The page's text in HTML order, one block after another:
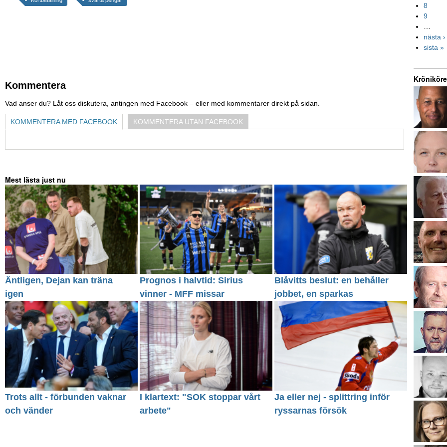
Kommentera
Vad anser du? Låt oss diskutera, antingen med Facebook – eller med kommentarer direkt på sidan.
KOMMENTERA MED FACEBOOK KOMMENTERA UTAN FACEBOOK
Mest lästa just nu
Äntligen, Dejan kan träna
igen
Prognos i halvtid: Sirius
vinner - MFF missar
Blåvitts beslut: en behåller
jobbet, en sparkas
Trots allt - förbunden vaknar
och vänder
I klartext: "SOK stoppar vårt
arbete"
Ja eller nej - splittring inför
ryssarnas försök
8
9
…
nästa ›
sista »